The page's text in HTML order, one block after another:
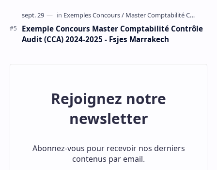
Exemple Concours Master Comptabilité Contrôle
Audit (CCA) 2024-2025 - Fsjes Marrakech
Rejoignez notre
newsletter
Abonnez-vous pour recevoir nos derniers
contenus par email.